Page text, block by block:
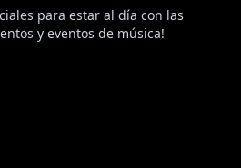
para estar al día con las
y eventos de música!